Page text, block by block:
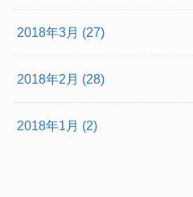
2018年3月 (27)
2018年2月 (28)
2018年1月 (2)